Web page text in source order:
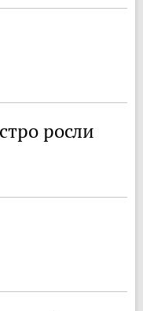
росли